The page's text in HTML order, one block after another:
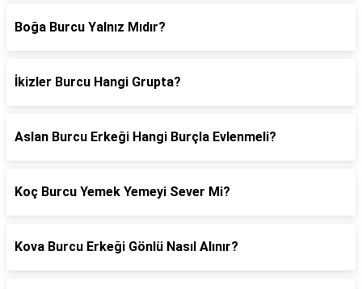
Boğa Burcu Yalnız Mıdır?
İkizler Burcu Hangi Grupta?
Aslan Burcu Erkeği Hangi Burçla Evlenmeli?
Koç Burcu Yemek Yemeyi Sever Mi?
Kova Burcu Erkeği Gönlü Nasıl Alınır?